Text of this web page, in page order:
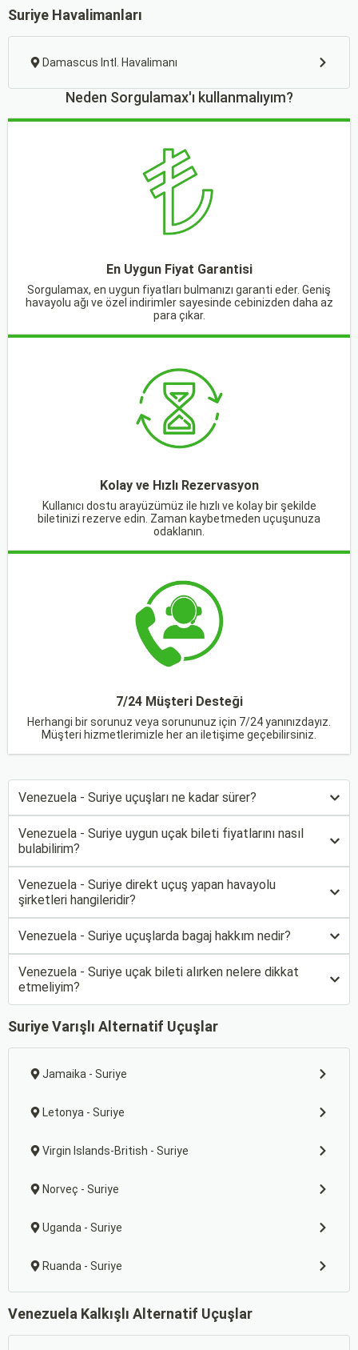
Suriye Havalimanları
Damascus Intl. Havalimanı
Neden Sorgulamax'ı kullanmalıyım?
En Uygun Fiyat Garantisi
Sorgulamax, en uygun fiyatları bulmanızı garanti eder. Geniş
havayolu ağı ve özel indirimler sayesinde cebinizden daha az
para çıkar.
Kolay ve Hızlı Rezervasyon
Kullanıcı dostu arayüzümüz ile hızlı ve kolay bir şekilde
biletinizi rezerve edin. Zaman kaybetmeden uçuşunuza
odaklanın.
7/24 Müşteri Desteği
Herhangi bir sorunuz veya sorununuz için 7/24 yanınızdayız.
Müşteri hizmetlerimizle her an iletişime geçebilirsiniz.
Venezuela - Suriye uçuşları ne kadar sürer?
Venezuela - Suriye uygun uçak bileti fiyatlarını nasıl
bulabilirim?
Venezuela - Suriye direkt uçuş yapan havayolu
şirketleri hangileridir?
Venezuela - Suriye uçuşlarda bagaj hakkım nedir?
Venezuela - Suriye uçak bileti alırken nelere dikkat
etmeliyim?
Suriye Varışlı Alternatif Uçuşlar
Jamaika - Suriye
Letonya - Suriye
Virgin Islands-British - Suriye
Norveç - Suriye
Uganda - Suriye
Ruanda - Suriye
Venezuela Kalkışlı Alternatif Uçuşlar